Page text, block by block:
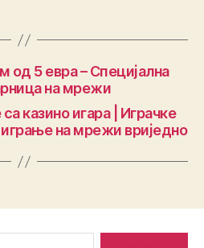
од 5 евра – Специјална
на мрежи
казино игара | Играчке
на мрежи вриједно